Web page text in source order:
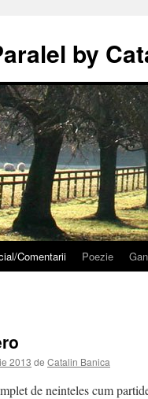
by
Comentarii Poezie
2013 de Catalin Banica
de neinteles cum